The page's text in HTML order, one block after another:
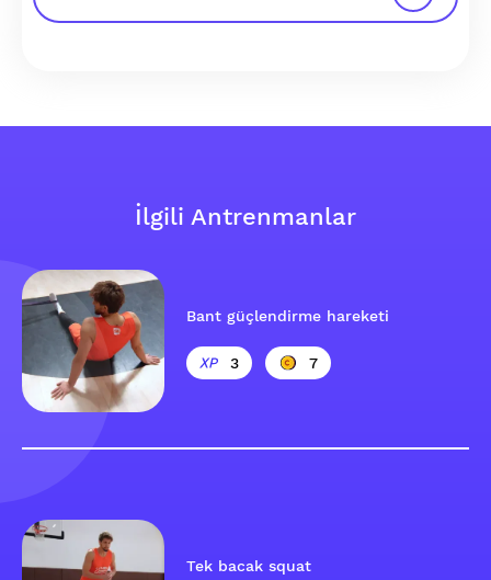
İlgili Antrenmanlar
Bant güçlendirme hareketi
3 7
Tek bacak squat